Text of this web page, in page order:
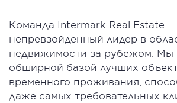
Команда Intermark Real Estate –
непревзойденный лидер в
недвижимости за рубежом. Мы
обширной базой лучших
временного проживания,
даже самых требовательных